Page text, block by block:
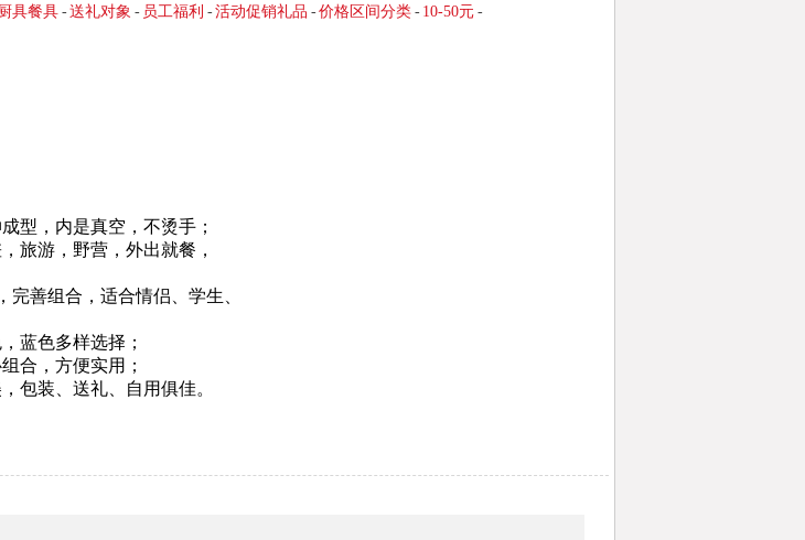
具餐具 -送礼对象 - 员工福利 -活动促销礼品 -价格区间分类 - 10-50元 -
型，内是真空，不烫手；
旅游，野营，外出就餐，
善组合，适合情侣、学生、
蓝色多样选择；
合，方便实用；
包装、送礼、自用俱佳。